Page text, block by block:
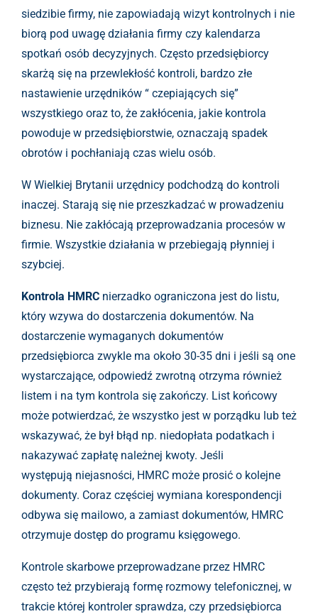
siedzibie firmy, nie zapowiadają wizyt kontrolnych i nie
biorą pod uwagę działania firmy czy kalendarza
spotkań osób decyzyjnych. Często przedsiębiorcy
skarżą się na przewlekłość kontroli, bardzo złe
nastawienie urzędników “ czepiających się”
wszystkiego oraz to, że zakłócenia, jakie kontrola
powoduje w przedsiębiorstwie, oznaczają spadek
obrotów i pochłaniają czas wielu osób.
W Wielkiej Brytanii urzędnicy podchodzą do kontroli
inaczej. Starają się nie przeszkadzać w prowadzeniu
biznesu. Nie zakłócają przeprowadzania procesów w
firmie. Wszystkie działania w przebiegają płynniej i
szybciej.
Kontrola HMRC nierzadko ograniczona jest do listu,
który wzywa do dostarczenia dokumentów. Na
dostarczenie wymaganych dokumentów
przedsiębiorca zwykle ma około 30-35 dni i jeśli są one
wystarczające, odpowiedź zwrotną otrzyma również
listem i na tym kontrola się zakończy. List końcowy
może potwierdzać, że wszystko jest w porządku lub też
wskazywać, że był błąd np. niedopłata podatkach i
nakazywać zapłatę należnej kwoty. Jeśli
występują niejasności, HMRC może prosić o kolejne
dokumenty. Coraz częściej wymiana korespondencji
odbywa się mailowo, a zamiast dokumentów, HMRC
otrzymuje dostęp do programu księgowego.
Kontrole skarbowe przeprowadzane przez HMRC
często też przybierają formę rozmowy telefonicznej, w
trakcie której kontroler sprawdza, czy przedsiębiorca